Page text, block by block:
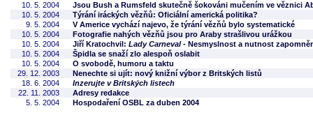
10. 5. 2004
Jsou Bush a Rumsfeld skutečně šokováni mučením ve věznici
10. 5. 2004
Týrání iráckých vězňů: Oficiální americká politika?
9. 5. 2004
V Americe vychází najevo, že týrání vězňů bylo systematické
10. 5. 2004
Fotografie nahých vězňů jsou pro Araby strašlivou urážkou
10. 5. 2004
Jiří Kratochvil: Lady Carneval- Nesmyslnost a nutnost
10. 5. 2004
Špidla se snaží zlo alespoň oslabit
10. 5. 2004
O svobodě, humoru a taktu
29. 12. 2003
Nenechte si ujít: nový knižní výbor z Britských listů
18. 6. 2004
Inzerujte v Britských listech
22. 11. 2003
Adresy redakce
5. 5. 2004
Hospodaření OSBL za duben 2004